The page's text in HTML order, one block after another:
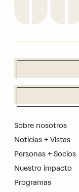
Sobre nosotros
Noticias + Vistas
Personas + Socios
Nuestro impacto
Programas